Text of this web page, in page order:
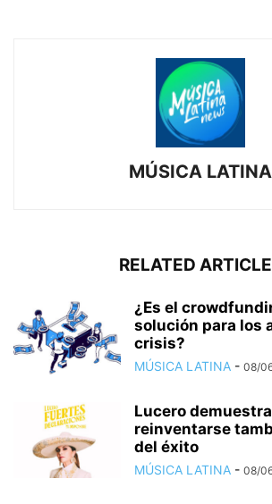
MÚSICA LATINA
RELATED
¿Es el
solución para los
crisis?
MÚSICA LATINA - 08/
Lucero
reinventarse
del éxito
MÚSICA LATINA - 08/